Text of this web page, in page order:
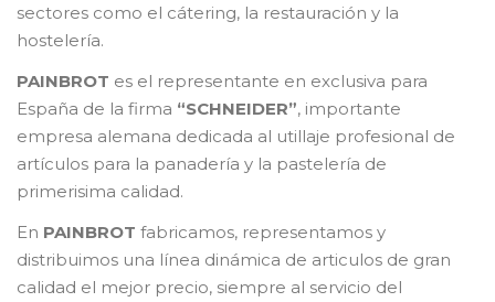
sectores como el cátering, la restauración y la
hostelería.
PAINBROT es el representante en exclusiva para
España de la firma “SCHNEIDER”, importante
empresa alemana dedicada al utillaje profesional de
artículos para la panadería y la pastelería de
primerisima calidad.
En PAINBROT fabricamos, representamos y
distribuimos una línea dinámica de articulos de gran
calidad el mejor precio, siempre al servicio del